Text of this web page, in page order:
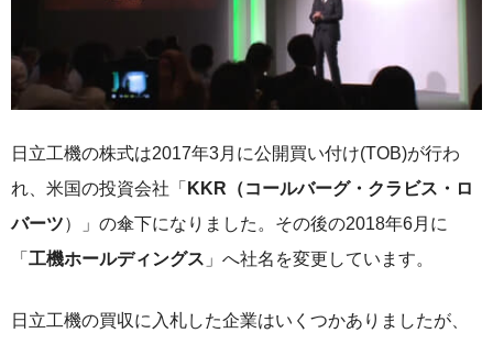
日立工機の株式は2017年3月に公開買い付け(TOB)が行わ
れ、米国の投資会社「 KKR（コールバーグ・クラビス・ロ
バーツ）」の傘下になりました。その後の2018年6月に
「 工機ホールディングス 」へ社名を変更しています。
日立工機の買収に入札した企業はいくつかありましたが、